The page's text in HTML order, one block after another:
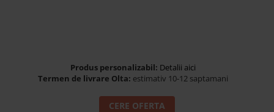
Scaune Dining
Produs personalizabil: Detalii aici
Termen de livrare Olta: estimativ 10-12 saptamani
CERE OFERTA